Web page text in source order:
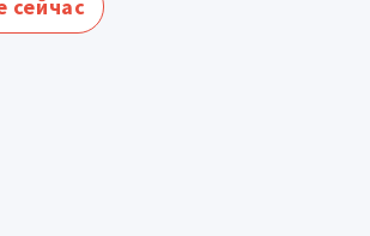
сейчас